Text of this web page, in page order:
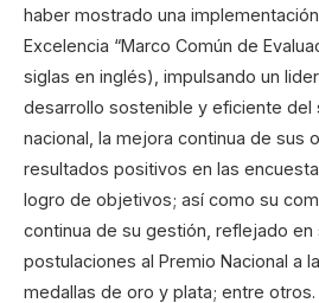
haber mostrado una
Excelencia “Marco Común de
siglas en inglés), impulsando un
desarrollo sostenible y eficiente
nacional, la mejora continua de sus
resultados positivos en las
logro de objetivos; así como su
continua de su gestión, reflejado en
postulaciones al Premio Nacional a
medallas de oro y plata; entre otros.